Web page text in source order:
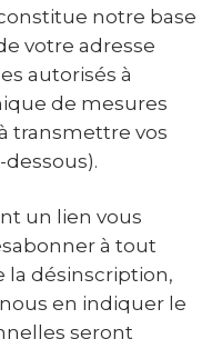
notre base
votre adresse
autorisés à
de mesures
transmettre vos
un lien vous
à tout
la désinscription,
en indiquer le
seront